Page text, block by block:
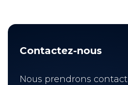
Contactez-nous
Nous prendrons contact